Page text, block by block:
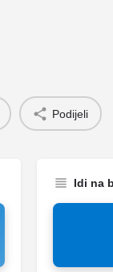
Podijeli
Idi na